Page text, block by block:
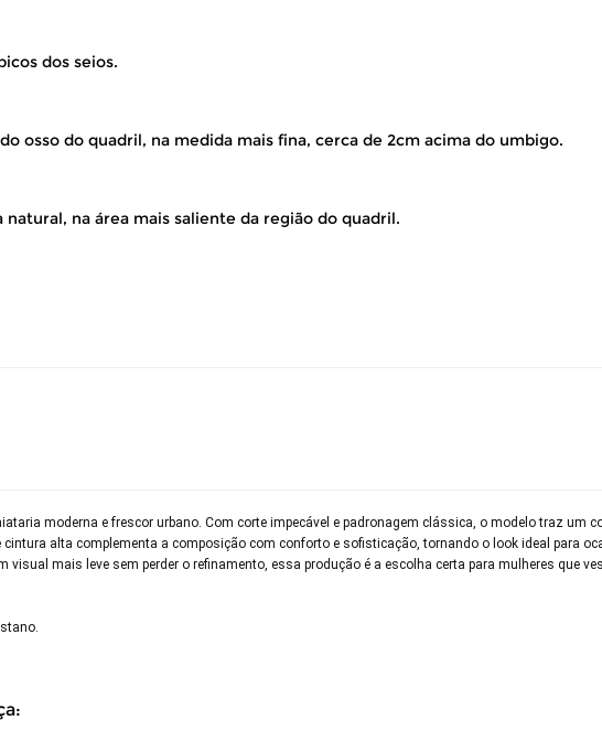
dos seios.
osso do quadril, na medida mais fina, cerca de 2cm acima do umbigo.
na área mais saliente da região do quadril.
moderna e frescor urbano. Com corte impecável e padronagem clássica, o modelo traz um
alta complementa a composição com conforto e sofisticação, tornando o look ideal para
visual mais leve sem perder o refinamento, essa produção é a escolha certa para mulheres que